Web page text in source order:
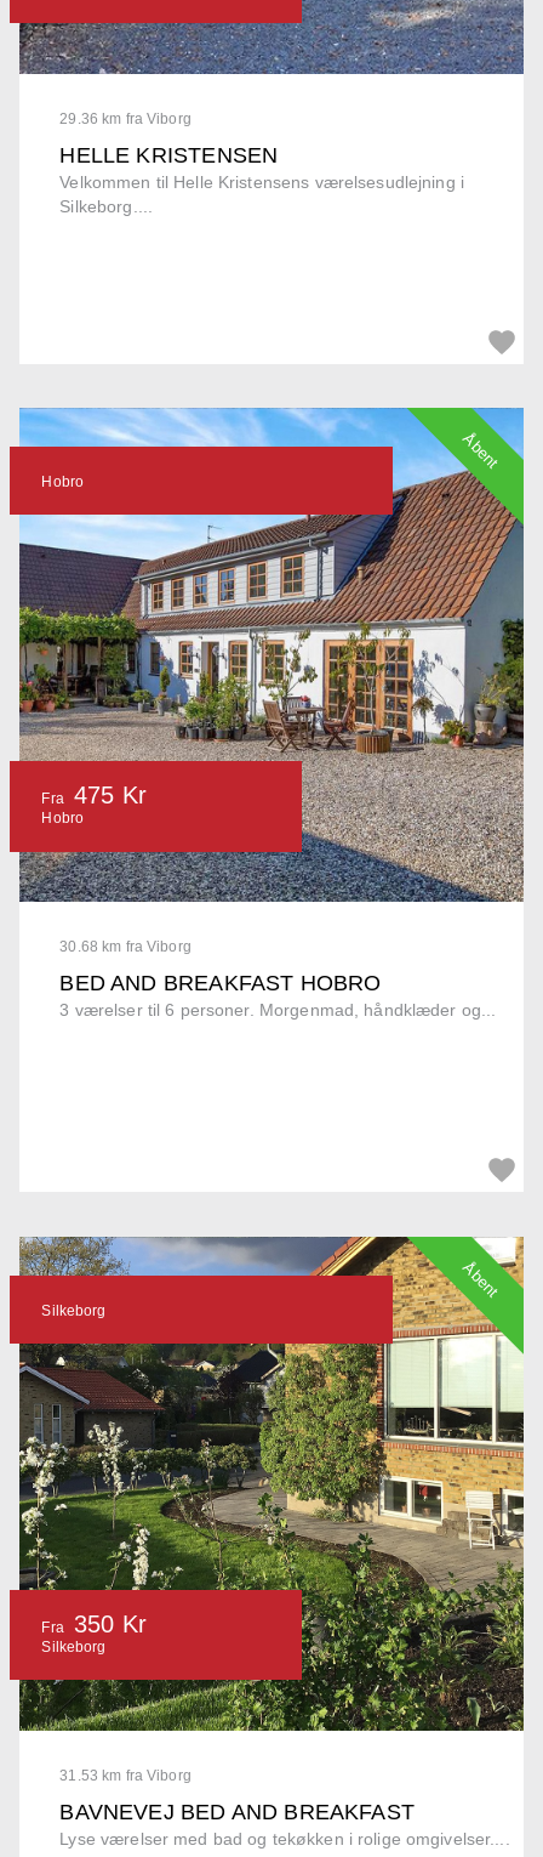
29.36 km fra Viborg
HELLE KRISTENSEN
Velkommen til Helle Kristensens værelsesudlejning i
Silkeborg....
30.68 km fra Viborg
BED AND BREAKFAST HOBRO
3 værelser til 6 personer. Morgenmad, håndklæder og...
Hobro
Fra 475 Kr
Hobro
Åbent
31.53 km fra Viborg
BAVNEVEJ BED AND BREAKFAST
Lyse værelser med bad og tekøkken i rolige omgivelser....
Silkeborg
Fra 350 Kr
Silkeborg
Åbent